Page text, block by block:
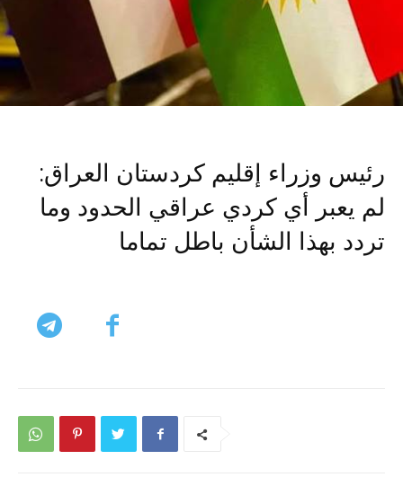
رئيس وزراء إقليم كردستان العراق:
لم يعبر أي كردي عراقي الحدود وما
تردد بهذا الشأن باطل تماما